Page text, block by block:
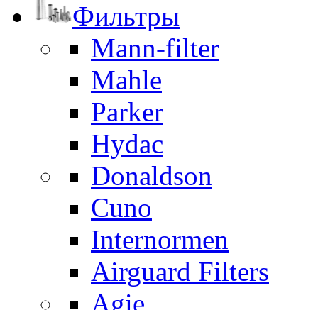
Фильтры
Mann-filter
Mahle
Parker
Hydac
Donaldson
Cuno
Internormen
Airguard Filters
Agie